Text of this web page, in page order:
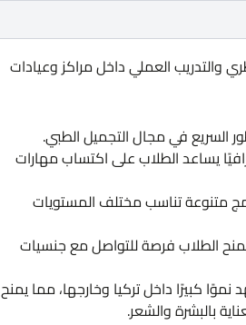
والتدريب العملي داخل مراكز وعيادات
السريع في مجال التجميل الطبي.
يساعد الطلاب على اكتساب مهارات
متنوعة تناسب مختلف المستويات
يمنح الطلاب فرصة للتواصل مع جنسيات
كبيرًا داخل تركيا وخارجها، مما يمنح
بالبشرة والشعر.